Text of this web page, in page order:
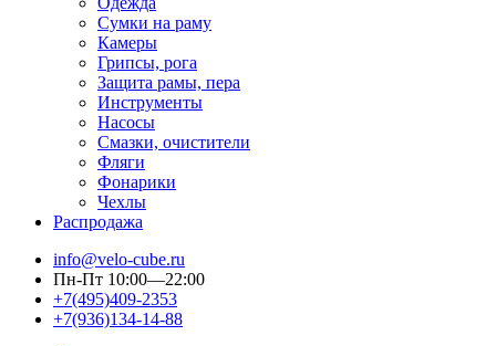
Сумки на раму
Камеры
Грипсы, рога
Защита рамы, пера
Инструменты
Насосы
Смазки, очистители
Фляги
Фонарики
Чехлы
Распродажа
info@velo-cube.ru
Пн-Пт 10:00—22:00
+7(495)409-2353
+7(936)134-14-88